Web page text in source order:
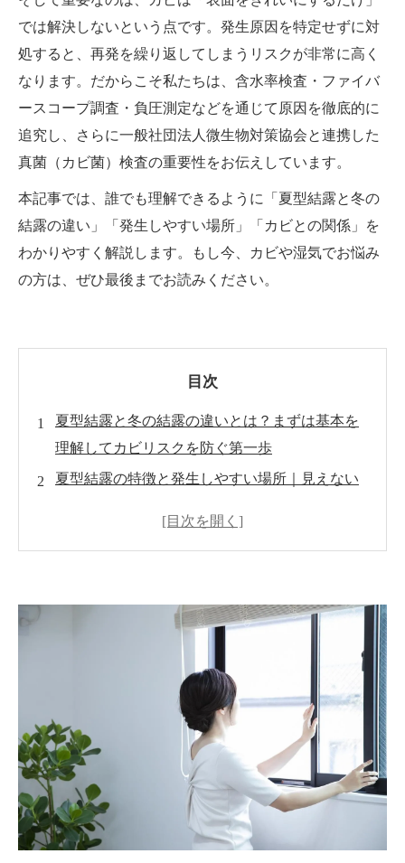
では解決しないという点です。発生原因を特定せずに対
処すると、再発を繰り返してしまうリスクが非常に高く
なります。だからこそ私たちは、含水率検査・ファイバ
ースコープ調査・負圧測定などを通じて原因を徹底的に
追究し、さらに一般社団法人微生物対策協会と連携した
真菌（カビ菌）検査の重要性をお伝えしています。
本記事では、誰でも理解できるように「夏型結露と冬の
結露の違い」「発生しやすい場所」「カビとの関係」を
わかりやすく解説します。もし今、カビや湿気でお悩み
の方は、ぜひ最後までお読みください。
目次
夏型結露と冬の結露の違いとは？まずは基本を
理解してカビリスクを防ぐ第一歩
夏型結露の特徴と発生しやすい場所｜見えない
｜見える結露と見えない結露、どちらが本当に
なぜカビは繰り返し発生するのか？再発を招く
本当の原因と見落とされがちな住宅環境の問題
見えないカビを見つけるために必要な調査と
は？原因特定で再発を防ぐための重要ポイント
真菌（カビ菌）検査の重要性とは？見た目では
わからないカビの正体と健康リスクを正しく知
る